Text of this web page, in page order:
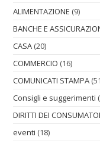
ALIMENTAZIONE (9)
BANCHE E
CASA (20)
COMMERCIO (16)
COMUNICATI STAMPA
Consigli e suggerimenti
DIRITTI DEI
eventi (18)